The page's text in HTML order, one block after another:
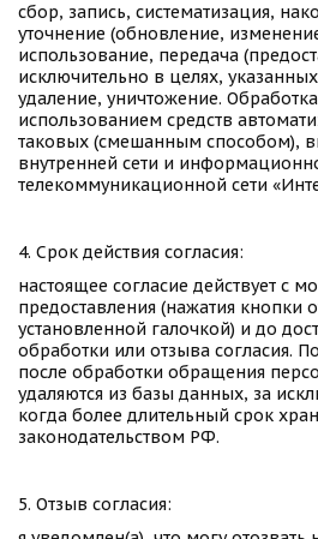
сбор, запись, систематизация,
уточнение (обновление,
использование, передача
исключительно в целях,
удаление, уничтожение.
использованием средств
таковых (смешанным способом),
внутренней сети и
телекоммуникационной сети
4. Срок действия согласия:
настоящее согласие действует с
предоставления (нажатия кнопки
установленной галочкой) и до
обработки или отзыва согласия.
после обработки обращения
удаляются из базы данных, за
когда более длительный срок
законодательством РФ.
5. Отзыв согласия: